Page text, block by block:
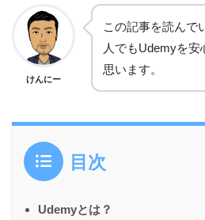
けんにー
この記事を読んで
人でもUdemyを安
思います。
目次
Udemyとは？